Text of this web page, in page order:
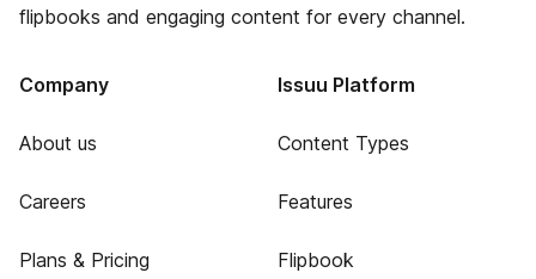
flipbooks and engaging content for every channel.
Company
About us
Careers
Plans & Pricing
Issuu Platform
Content Types
Features
Flipbook